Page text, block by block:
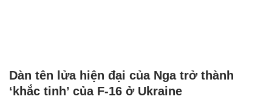
Dàn tên lửa hiện đại của Nga trở thành
‘khắc tinh’ của F-16 ở Ukraine